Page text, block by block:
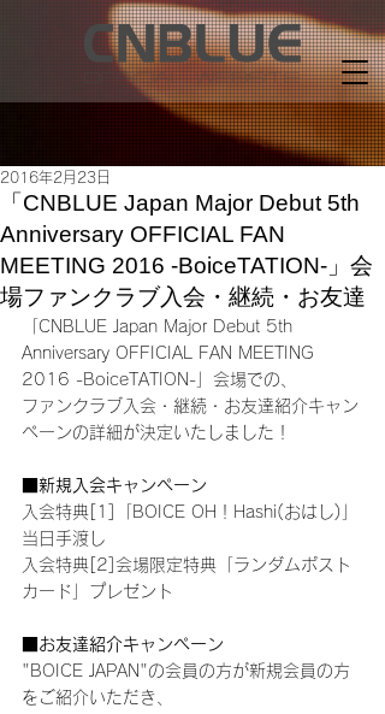
​「CNBLUE Japan Major Debut 5th
Anniversary OFFICIAL FAN
MEETING 2016 -BoiceTATION-」会
場ファンクラブ入会・継続・お友達
2016年2月23日
「CNBLUE Japan Major Debut 5th
Anniversary OFFICIAL FAN MEETING
2016 -BoiceTATION-」会場での、
ファンクラブ入会・継続・お友達紹介キャン
ペーンの詳細が決定いたしました！
■新規入会キャンペーン
入会特典[1]「BOICE OH！Hashi(おはし)」
当日手渡し
入会特典[2]会場限定特典「ランダムポスト
カード」プレゼント
■お友達紹介キャンペーン
"BOICE JAPAN"の会員の方が新規会員の方
をご紹介いただき、